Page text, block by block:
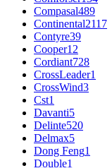
Compasal489
Continental2117
Contyre39
Cooper12
Cordiant728
CrossLeader1
CrossWind3
Cst1
Davanti5
Delinte520
Delmax5
Dong Feng1
Double1